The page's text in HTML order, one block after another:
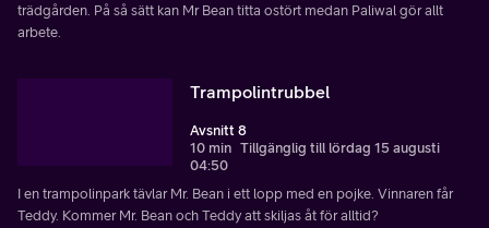
trädgården. På så sätt kan Mr Bean titta ostört medan Paliwal gör allt
arbete.
Trampolintrubbel
Avsnitt 8
10 min Tillgänglig till lördag 15 augusti
04:50
I en trampolinpark tävlar Mr. Bean i ett lopp med en pojke. Vinnaren får
Teddy. Kommer Mr. Bean och Teddy att skiljas åt för alltid?